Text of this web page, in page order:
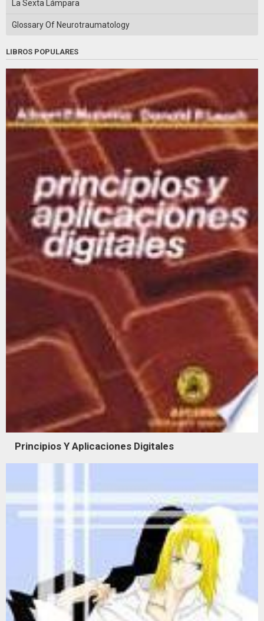
La Sexta Lámpara
Glossary Of Neurotraumatology
LIBROS POPULARES
Principios Y Aplicaciones Digitales